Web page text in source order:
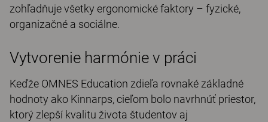
zohľadňuje všetky ergonomické faktory – fyzické,
organizačné a sociálne.
Vytvorenie harmónie v práci
Keďže OMNES Education zdieľa rovnaké základné
hodnoty ako Kinnarps, cieľom bolo navrhnúť priestor,
ktorý zlepší kvalitu života študentov aj